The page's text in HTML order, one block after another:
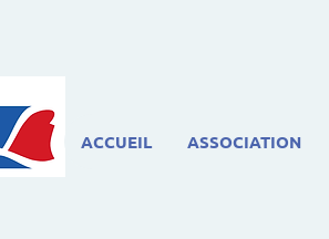
ACCUEIL ASSOCIATION